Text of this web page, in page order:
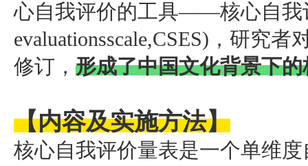
心自我评价的工具——核心自我
evaluationsscale,CSES)，研究
修订， 形成了中国文化背景下
【内容及实施方法】
核心自我评价量表是一个单维